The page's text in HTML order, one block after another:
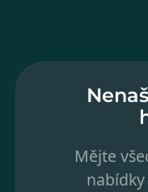
Mějte